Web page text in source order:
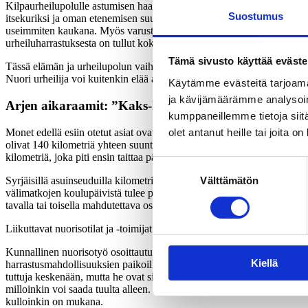
Suostumus
Tämä sivusto käyttää
Käytämme evästeitä
ja kävijämäärämme
kumppaneillemme tietoja
olet antanut heille tai joita
Suostumuksen
valinta
Välttämätön
Kiellä
Kilpaurheilupolulle astumisen haaveet tutkimuspaikkakunnilla ovat
itsekuriksi ja oman etenemisen suunnitelmalliseksi projektiksi.
useimmiten kaukana. Myös varusteet on haettava kaukaa, ja iän
urheiluharrastuksesta on tullut kokonaisvaltaista sitoutumista
Tässä elämän ja urheilupolun vaiheessa ja siihen liittyvissä
Nuori urheilija voi kuitenkin elää arkeaan olosuhteissa, joissa koulu
Arjen aikaraamit: ”Kaks-kolome tuntia ootan
Monet edellä esiin otetut asiat ovat tuttuja
olivat 140 kilometriä yhteen suuntaan ja edellyttivät
kilometriä, joka piti ensin taittaa päästäkseen koulupäivinä
Syrjäisillä asuinseuduilla kilometrit ovatkin hyvin konkreettisia arjen
välimatkojen koulupäivistä tulee pitkiä ja uuvuttavia, vapaa-aikaa
tavalla tai toisella mahdutettava osaksi koulupäivää myös toisen
Liikuttavat nuorisotilat ja -toimijat: ”Saattaa olla 30 pakkasta ja sieltä
Kunnallinen nuorisotyö osoittautui tärkeäksi toimintakentäksi
harrastusmahdollisuuksien paikoilla nuorisotalot ja niiden aikuiset
tuttuja keskenään, mutta he ovat sitä myös nuorisotyöntekijöille.
milloinkin voi saada tuulta alleen. Tuttuus mahdollistaa spontaanit
kulloinkin on mukana.